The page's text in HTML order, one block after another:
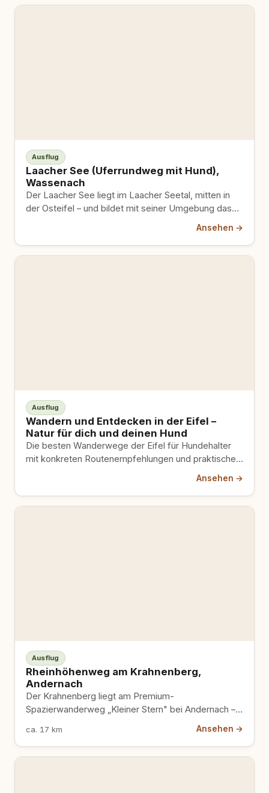
Ausflug
Laacher See (Uferrundweg mit Hund),
Wassenach
Der Laacher See liegt im Laacher Seetal, mitten in
der Osteifel – und bildet mit seiner Umgebung das…
Ansehen →
Ausflug
Wandern und Entdecken in der Eifel –
Natur für dich und deinen Hund
Die besten Wanderwege der Eifel für Hundehalter
mit konkreten Routenempfehlungen und praktischen
Ansehen →
Ausflug
Rheinhöhenweg am Krahnenberg,
Andernach
Der Krahnenberg liegt am Premium-
Spazierwanderweg „Kleiner Stern" bei Andernach –
und der Name hält, was er verspricht. Vom…
ca. 17 km Ansehen →